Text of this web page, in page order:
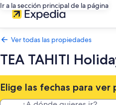
Ir a la sección principal de la página
Ver todas las propiedades
TEA TAHITI
Elige las fechas para ver